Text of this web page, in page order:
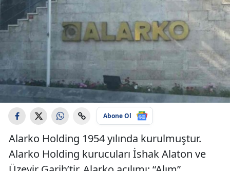
Abone Ol
Alarko Holding 1954 yılında kurulmuştur.
Alarko Holding kurucuları İshak Alaton ve